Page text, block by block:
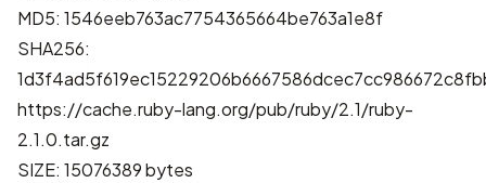
MD5: 1546eeb763ac7754365664be763a1e8f
SHA256:
https://cache.ruby-lang.org/pub/ruby/2.1/ruby-
2.1.0.tar.gz
SIZE: 15076389 bytes